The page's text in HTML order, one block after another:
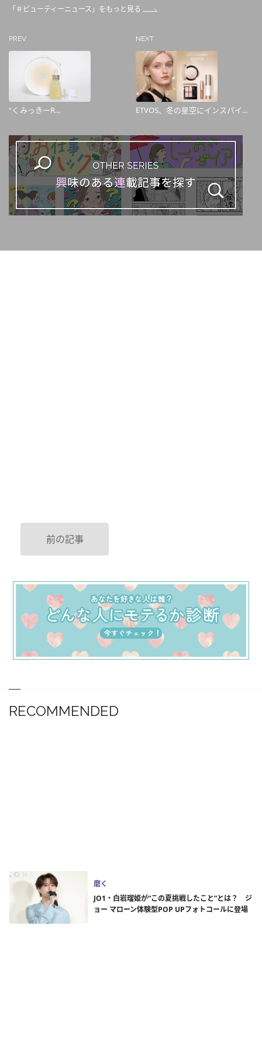
「＃ビューティーニュース」をもっと見る
PREV
“くみっきーR...
NEXT
ETVOS、冬の星空にインスパイ...
前の記事
RECOMMENDED
磨く
JO1・白岩瑠姫が“この夏挑戦したこと”とは？ ジ
ョー マローン体験型POP UPフォトコールに登場